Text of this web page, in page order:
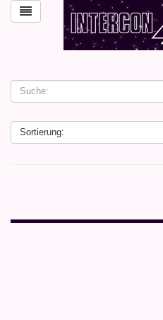
Sortierung: